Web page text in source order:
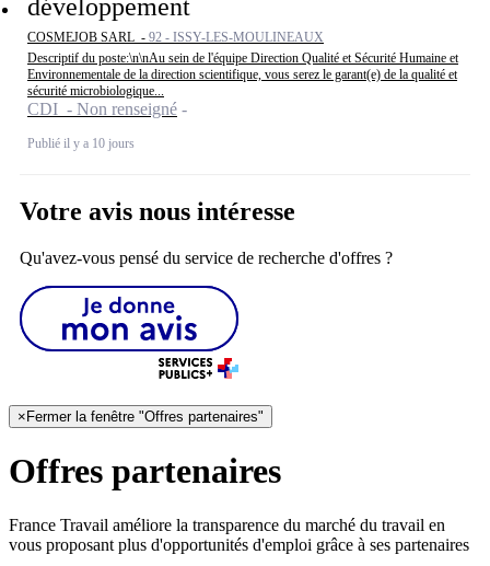
développement
COSMEJOB SARL - 92 - ISSY-LES-MOULINEAUX
Descriptif du poste:\n\nAu sein de l'équipe Direction Qualité et Sécurité Humaine et
Environnementale de la direction scientifique, vous serez le garant(e) de la qualité et
sécurité microbiologique...
CDI - Non renseigné
Publié il y a 10 jours
Votre avis nous intéresse
Qu'avez-vous pensé du service de recherche d'offres ?
× Fermer la fenêtre "Offres partenaires"
Offres partenaires
France Travail améliore la transparence du marché du travail en
vous proposant plus d'opportunités d'emploi grâce à ses partenaires